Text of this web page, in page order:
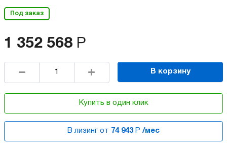
Под заказ
1 352 568 Р
В корзину
Купить в один клик
В лизинг от 74 943 Р /мес